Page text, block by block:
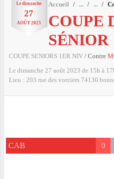
Le dimanche
27
AOÛT 2023
Accueil
COUPE
SÉNIOR
COUPE SENIORS 1ER NIV / Contre
Le dimanche 27 août 2023 de 15h à
Lieu : 203 rue des vorziers 74130
CAB 0